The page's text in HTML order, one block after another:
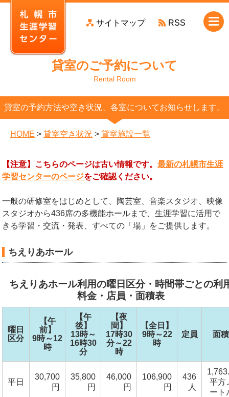
サイトマップ RSS
貸室のご予約について
Rental Room
貸室の予約方法や空き状況、各室についてお知らせします。
HOME > 貸室空き状況 > 貸室施設一覧
【注意】こちらのページは古い情報です。最新の札幌市生涯
学習センターのページをご確認ください。
一般の研修室をはじめとして、陶芸室、音楽スタジオ、映像
スタジオから436席の多機能ホールまで、生涯学習に活用で
きる学習・交流・発表、すべての「場」をご提供します。
ちえりあホール
ちえりあホール利用の曜日区分・時間帯ごとの利
料金・店員・面積表
曜日
区分
【午
前】
9時～12
時
【午
後】
13時～
16時30
分
【夜
間】
17時30
分～22
時
【全日】
9時～22
時
定員 面積
平日
30,700
円
35,800
円
46,000
円
106,900
円
436
人
平方
ート